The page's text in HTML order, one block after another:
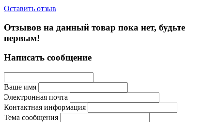
Оставить отзыв
Отзывов на данный товар пока нет, будьте
первым!
Написать сообщение
Ваше имя
Электронная почта
Контактная информация
Тема сообщения